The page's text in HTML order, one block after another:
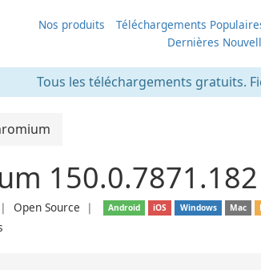
Nos produits Téléchargements
Dernières
Tous les téléchargements gratuits.
150.0.7871.182
❘ Open Source ❘ Android iOS Windows Mac